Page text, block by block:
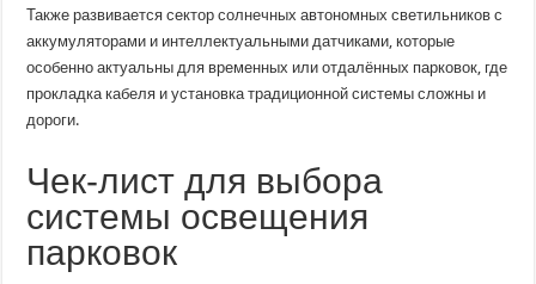
Также развивается сектор солнечных автономных светильников с
аккумуляторами и интеллектуальными датчиками, которые
особенно актуальны для временных или отдалённых парковок, где
прокладка кабеля и установка традиционной системы сложны и
дороги.
Чек-лист для выбора
системы освещения
парковок